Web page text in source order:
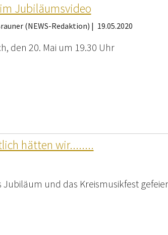
Jubiläumsvideo
(NEWS-Redaktion) | 19.05.2020
den 20. Mai um 19.30 Uhr
hätten wir........
Jubiläum und das Kreismusikfest